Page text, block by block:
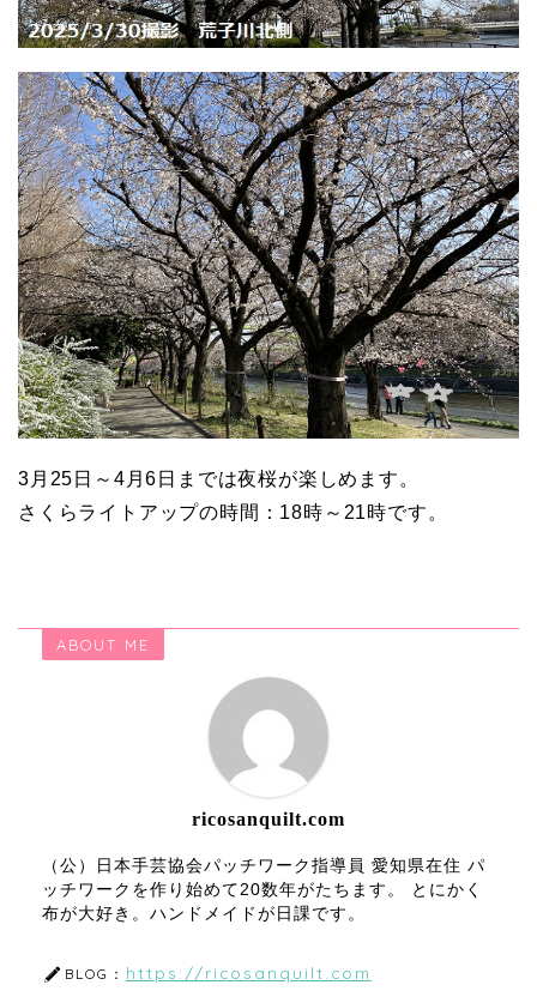
3月25日～4月6日までは夜桜が楽しめます。
さくらライトアップの時間：18時～21時です。
ABOUT ME
ricosanquilt.com
（公）日本手芸協会パッチワーク指導員 愛知県在住 パ
ッチワークを作り始めて20数年がたちます。 とにかく
布が大好き。ハンドメイドが日課です。
BLOG： https://ricosanquilt.com